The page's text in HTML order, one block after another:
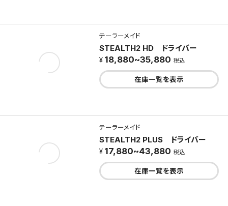
テーラーメイド
STEALTH2 HD ドライバー
18,880~35,880 税込
在庫一覧を表示
テーラーメイド
STEALTH2 PLUS ドライバー
17,880~43,880 税込
在庫一覧を表示